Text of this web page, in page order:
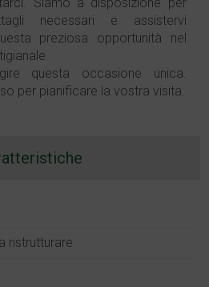
necessari e assistervi
preziosa opportunità nel
questa occasione unica.
per pianificare la vostra visita.
ristrutturare